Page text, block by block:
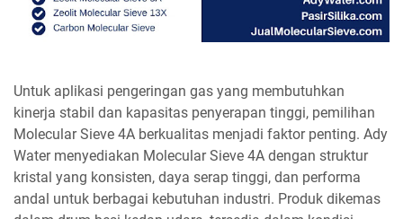
Untuk aplikasi pengeringan gas yang membutuhkan
kinerja stabil dan kapasitas penyerapan tinggi, pemilihan
Molecular Sieve 4A berkualitas menjadi faktor penting. Ady
Water menyediakan Molecular Sieve 4A dengan struktur
kristal yang konsisten, daya serap tinggi, dan performa
andal untuk berbagai kebutuhan industri. Produk dikemas